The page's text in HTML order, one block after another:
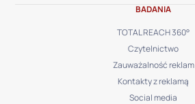
BADANIA
TOTAL REACH 360°
Czytelnictwo
Zauważalność reklam
Kontakty z reklamą
Social media